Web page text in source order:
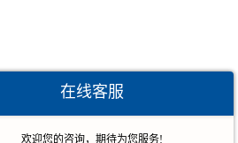
在线客服
欢迎您的咨询，期待为您服务!